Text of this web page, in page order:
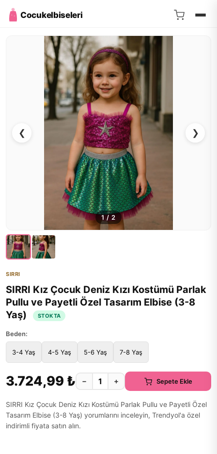
Cocukelbiseleri
❮ ❯
1/ 2
SIRRI
SIRRI Kız Çocuk Deniz Kızı Kostümü Parlak
Pullu ve Payetli Özel Tasarım Elbise (3-8
Yaş)
STOKTA
Beden:
3-4 Yaş 4-5 Yaş 5-6 Yaş 7-8 Yaş
3.724,99 ₺ − + Sepete Ekle
SIRRI Kız Çocuk Deniz Kızı Kostümü Parlak Pullu ve Payetli Özel
Tasarım Elbise (3-8 Yaş) yorumlarını inceleyin, Trendyol'a özel
indirimli fiyata satın alın.